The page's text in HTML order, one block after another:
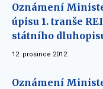
Oznámení
úpisu 1. tranše
státního
12. prosince 2012
Oznámení